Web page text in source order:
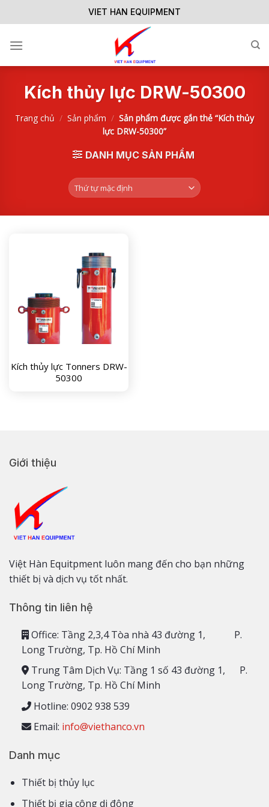
to
VIET HAN EQUIPMENT
Kích thủy lực DRW-50300
Trang chủ / Sản phẩm / Sản phẩm được gắn thẻ “Kích thủy
lực DRW-50300”
DANH MỤC SẢN PHẨM
Kích thủy lực Tonners DRW-
50300
Giới thiệu
Việt Hàn Equitpment luôn mang đến cho bạn những
thiết bị và dịch vụ tốt nhất.
Thông tin liên hệ
Office: Tầng 2,3,4 Tòa nhà 43 đường 1, P.
Long Trường, Tp. Hồ Chí Minh
Trung Tâm Dịch Vụ: Tầng 1 số 43 đường 1, P.
Long Trường, Tp. Hồ Chí Minh
Hotline: 0902 938 539
Email: info@viethanco.vn
Danh mục
Thiết bị thủy lục
Thiết bị gia công di động